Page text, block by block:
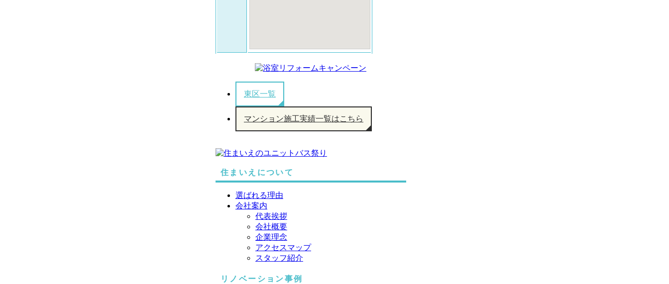
東区一覧
マンション施工実績一覧はこちら
住まいえについて
選ばれる理由
会社案内
代表挨拶
会社概要
企業理念
アクセスマップ
スタッフ紹介
リノベーション事例